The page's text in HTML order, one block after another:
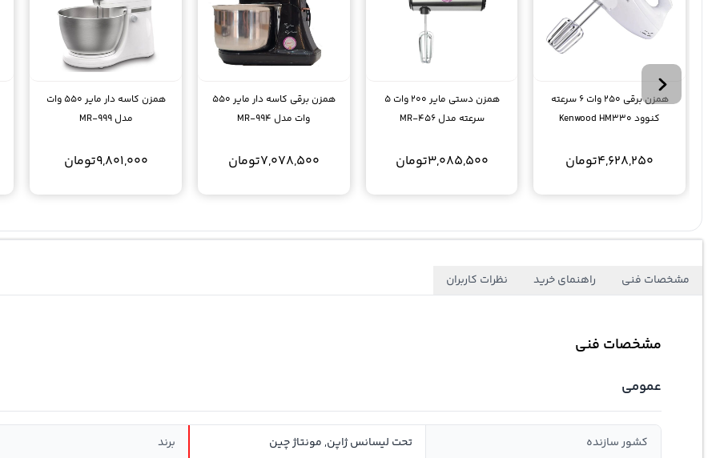
همزن برقی 250 وات 6 سرعته
کنوود Kenwood HM330
4,628,250تومان
همزن دستی مایر 200 وات 5
سرعته مدل MR-456
3,085,500تومان
همزن برقی کاسه دار مایر 550
وات مدل MR-994
7,078,500تومان
همزن کاسه دار مایر 550 وات
مدل MR-999
9,801,000تومان
مشخصات فنی راهنمای خرید نظرات کاربران
مشخصات فنی
عمومی
کشور سازنده تحت لیسانس ژاپن, مونتاژ چین برند